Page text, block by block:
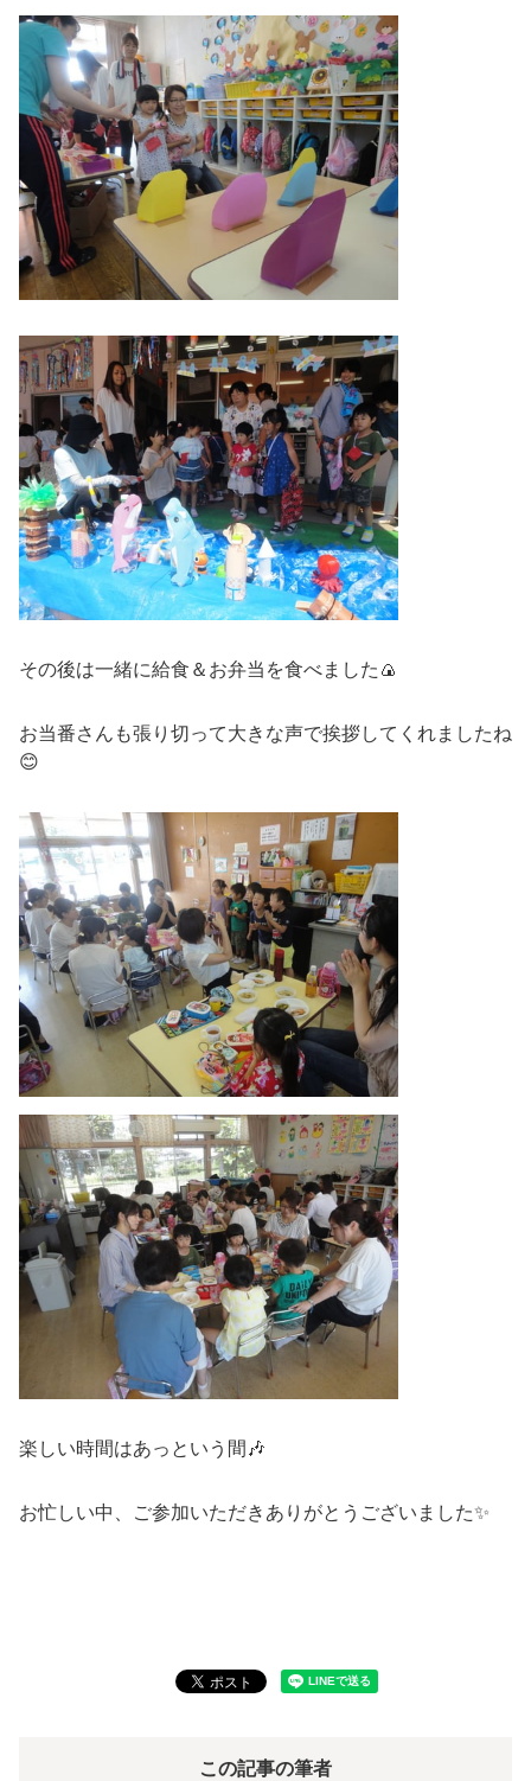
その後は一緒に給食＆お弁当を食べました🍙
お当番さんも張り切って大きな声で挨拶してくれましたね
😊
楽しい時間はあっという間🎶
お忙しい中、ご参加いただきありがとうございました✨
この記事の筆者